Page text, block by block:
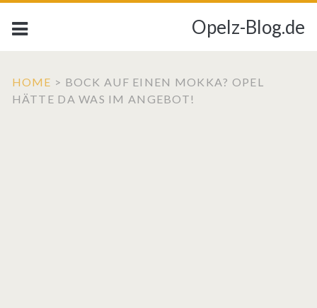
Opelz-Blog.de
HOME > BOCK AUF EINEN MOKKA? OPEL
HÄTTE DA WAS IM ANGEBOT!